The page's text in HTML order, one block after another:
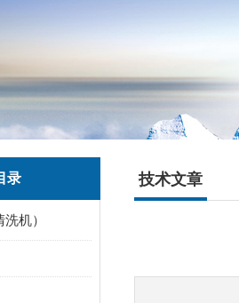
录
机）
技术文章